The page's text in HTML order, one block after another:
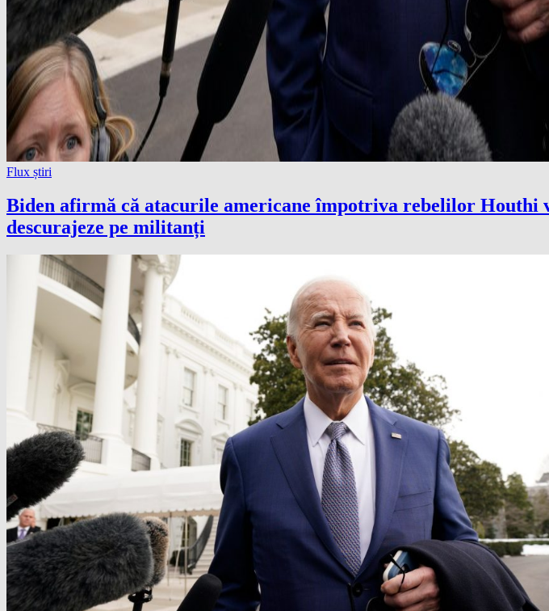
Flux știri
Biden afirmă că atacurile americane împotriva rebelilor Houthi
descurajeze pe militanți